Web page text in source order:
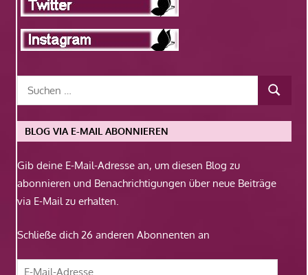
BLOG VIA E-MAIL ABONNIEREN
Gib deine E-Mail-Adresse an, um diesen Blog zu
abonnieren und Benachrichtigungen über neue Beiträge
via E-Mail zu erhalten.
Schließe dich 26 anderen Abonnenten an
E-